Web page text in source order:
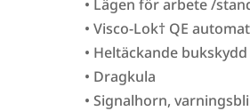
• Lägen för arbete /
• Visco-Lok† QE
• Heltäckande bukskydd
• Dragkula
• Signalhorn,